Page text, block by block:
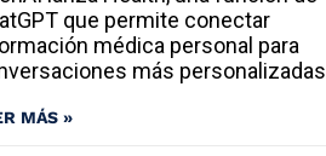
que permite conectar
médica personal para
más personalizadas
MÁS »